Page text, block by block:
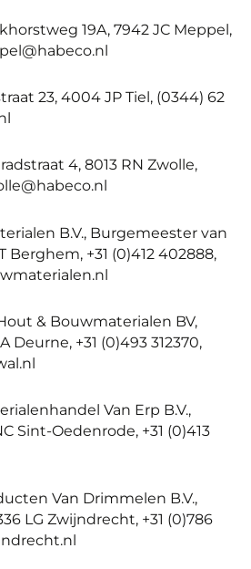
19A, 7942 JC Meppel,
23, 4004 JP Tiel, (0344) 62
4, 8013 RN Zwolle,
B.V., Burgemeester van
Berghem, +31 (0)412 402888,
& Bouwmaterialen BV,
Deurne, +31 (0)493 312370,
Van Erp B.V.,
Sint-Oedenrode, +31 (0)413
Van Drimmelen B.V.,
LG Zwijndrecht, +31 (0)786